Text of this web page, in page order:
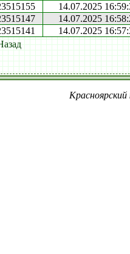
14.07.2025
14.07.2025
14.07.2025